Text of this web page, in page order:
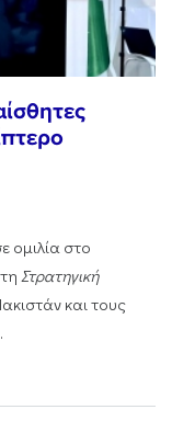
ομιλία στο
Στρατηγική
και τους